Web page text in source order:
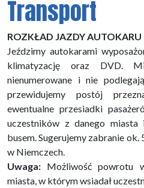
Transport
ROZKŁAD JAZDY AUTOKARU
Jeździmy autokarami
klimatyzację oraz DVD.
nienumerowane i nie
przewidujemy postój
ewentualne przesiadki
uczestników z danego miasta
busem. Sugerujemy zabranie
w Niemczech.
Uwaga: Możliwość powrotu
miasta, w którym wsiadał